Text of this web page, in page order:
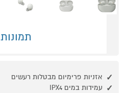
תמונות
אזניות פרימיום מבטלות רעשים
עמידות במים IPX4